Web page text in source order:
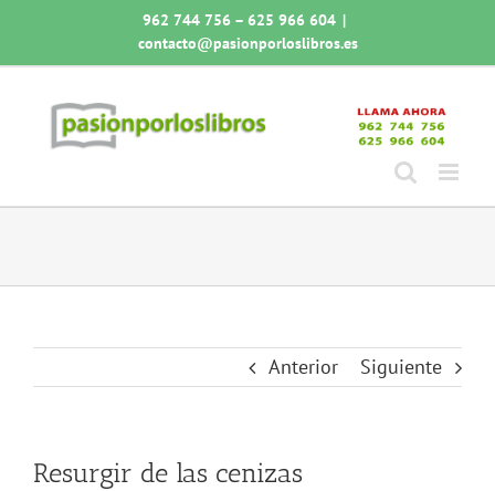
contenido
962 744 756 – 625 966 604 |
contacto@pasionporloslibros.es
Anterior Siguiente
Resurgir de las cenizas